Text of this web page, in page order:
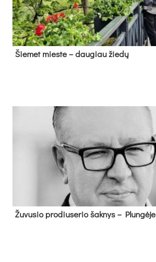
Šie­met mies­te – dau­giau žie­dų
Žu­vu­sio pro­diu­se­rio šak­nys – Plun­gė­je